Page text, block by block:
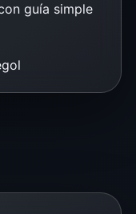
guía simple